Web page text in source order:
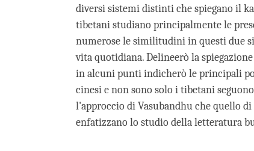
diversi sistemi distinti che spiegano il
tibetani studiano principalmente le
numerose le similitudini in questi due
vita quotidiana. Delineerò la
in alcuni punti indicherò le principali
cinesi e non sono solo i tibetani
l'approccio di Vasubandhu che quello
enfatizzano lo studio della letteratura